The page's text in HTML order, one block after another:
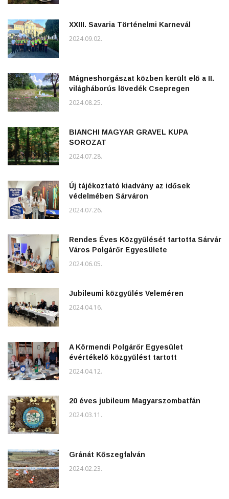
XXIII. Savaria Történelmi Karnevál
2024.09.02.
Mágneshorgászat közben került elő a II.
világháborús lövedék Csepregen
2024.08.25.
BIANCHI MAGYAR GRAVEL KUPA
SOROZAT
2024.07.28.
Új tájékoztató kiadvány az idősek
védelmében Sárváron
2024.07.26.
Rendes Éves Közgyűlését tartotta Sárvár
Város Polgárőr Egyesülete
2024.06.05.
Jubileumi közgyűlés Veleméren
2024.04.16.
A Körmendi Polgárőr Egyesület
évértékelő közgyűlést tartott
2024.04.12.
20 éves jubileum Magyarszombatfán
2024.03.11.
Gránát Kőszegfalván
2024.02.23.